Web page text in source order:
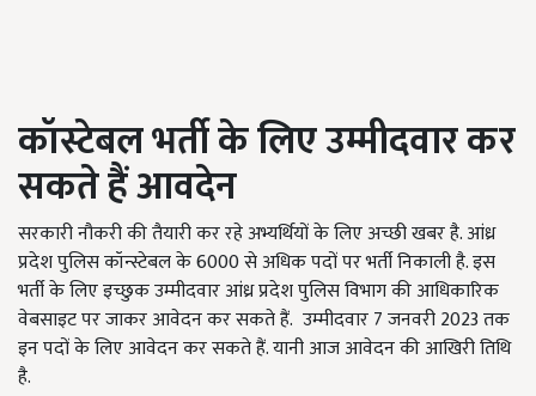
कॉस्टेबल भर्ती के लिए उम्मीदवार कर
सकते हैं आवदेन
सरकारी नौकरी की तैयारी कर रहे अभ्यर्थियों के लिए अच्छी खबर है. आंध्र
प्रदेश पुलिस कॉन्स्टेबल के 6000 से अधिक पदों पर भर्ती निकाली है. इस
भर्ती के लिए इच्छुक उम्मीदवार आंध्र प्रदेश पुलिस विभाग की आधिकारिक
वेबसाइट पर जाकर आवेदन कर सकते हैं. उम्मीदवार 7 जनवरी 2023 तक
इन पदों के लिए आवेदन कर सकते हैं. यानी आज आवेदन की आखिरी तिथि
है.